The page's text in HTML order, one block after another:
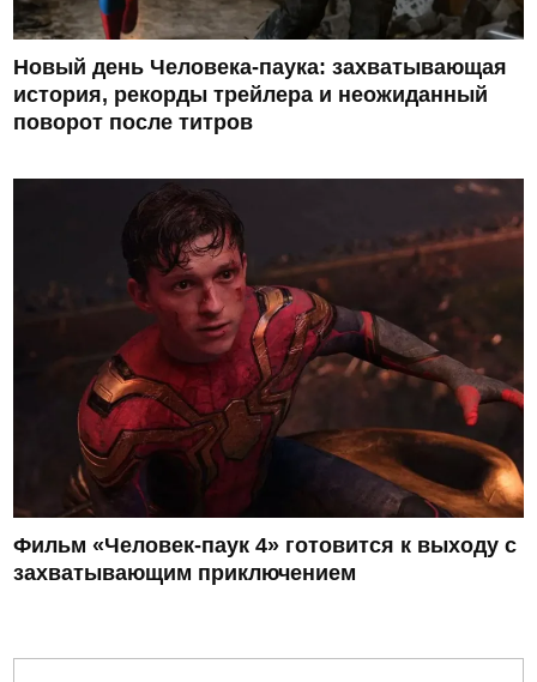
Новый день Человека-паука: захватывающая
история, рекорды трейлера и неожиданный
поворот после титров
Фильм «Человек-паук 4» готовится к выходу с
захватывающим приключением